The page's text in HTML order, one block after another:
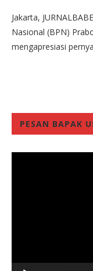
Jakarta,
Nasional (BPN)
mengapresiasi
PESAN BAPAK